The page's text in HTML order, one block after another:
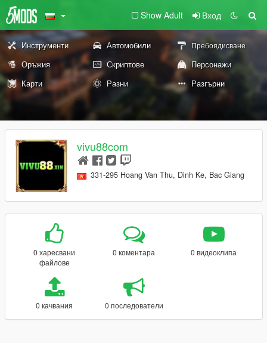
Show Adult Вход
Инструменти Автомобили Пребоядисване
Оръжия Скриптове
Персонажи
Карти
Разни Разгърни
vivu88com
331-295 Hoang Van Thu, Dinh Ke, Bac Giang
0 харесвани
файлове
0 коментара 0 видеоклипа
0 качвания 0 последователи